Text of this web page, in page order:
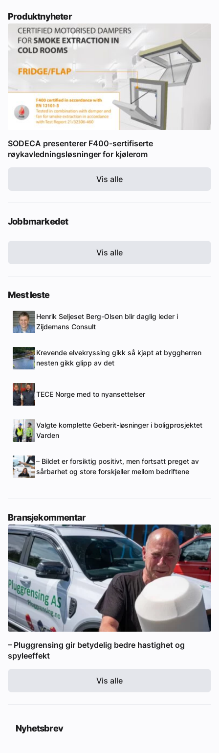
Produktnyheter
SODECA presenterer F400-sertifiserte
røykavledningsløsninger for kjølerom
Vis alle
Jobbmarkedet
Vis alle
Mest leste
Henrik Seljeset Berg-Olsen blir daglig leder i
Zijdemans Consult
Krevende elvekryssing gikk så kjapt at byggherren
nesten gikk glipp av det
TECE Norge med to nyansettelser
Valgte komplette Geberit-løsninger i boligprosjektet
Varden
– Bildet er forsiktig positivt, men fortsatt preget av
sårbarhet og store forskjeller mellom bedriftene
Bransjekommentar
– Pluggrensing gir betydelig bedre hastighet og
spyleeffekt
Vis alle
Nyhetsbrev